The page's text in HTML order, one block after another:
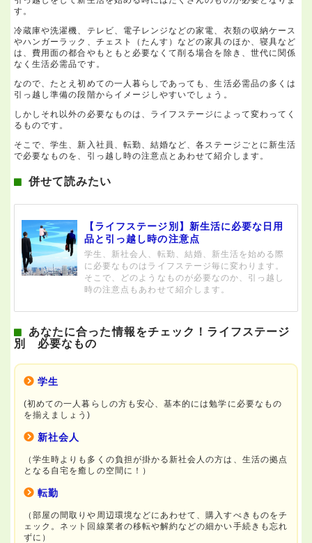
す。
冷蔵庫や洗濯機、テレビ、電子レンジなどの家電、衣類の収納ケース
やハンガーラック、チェスト（たんす）などの家具のほか、寝具など
は、費用面の都合やもともと必要なくて削る場合を除き、世代に関係
なく生活必需品です。
なので、たとえ初めての一人暮らしであっても、生活必需品の多くは
引っ越し準備の段階からイメージしやすいでしょう。
しかしそれ以外の必要なものは、ライフステージによって変わってく
るものです。
そこで、学生、新入社員、転勤、結婚など、各ステージごとに新生活
で必要なものを、引っ越し時の注意点とあわせて紹介します。
併せて読みたい
【ライフステージ別】新生活に必要な日用
品と引っ越し時の注意点
学生、新社会人、転勤、結婚、新生活を始める際
に必要なものはライフステージ毎に変わります。
そこで、どのようなものが必要なのか、引っ越し
時の注意点もあわせて紹介します。
あなたに合った情報をチェック！ライフステージ
別 必要なもの
学生
(初めての一人暮らしの方も安心、基本的には勉学に必要なもの
を揃えましょう)
新社会人
（学生時よりも多くの負担が掛かる新社会人の方は、生活の拠点
となる自宅を癒しの空間に！）
転勤
（部屋の間取りや周辺環境などにあわせて、購入すべきものをチ
ェック。ネット回線業者の移転や解約などの細かい手続きも忘れ
ずに）